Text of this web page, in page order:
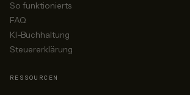
So funktionierts
FAQ
KI-Buchhaltung
Steuererklärung
RESSOURCEN